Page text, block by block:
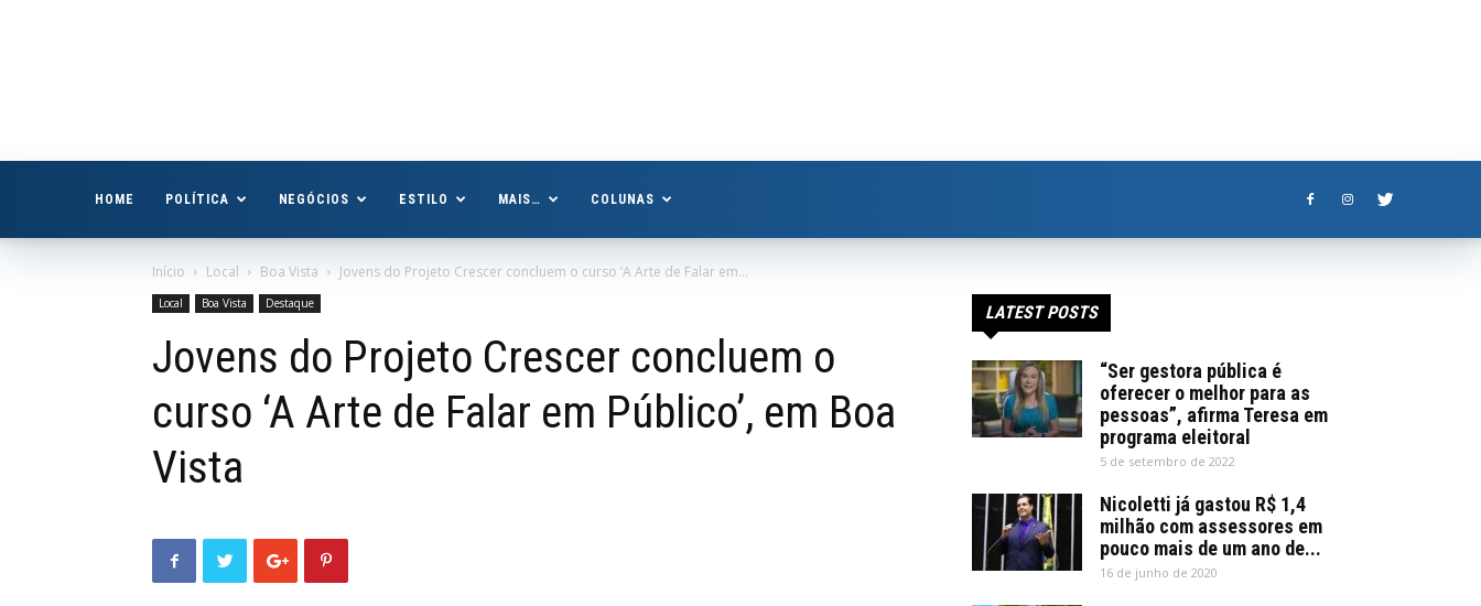
HOME POLÍTICA NEGÓCIOS ESTILO MAIS… COLUNAS
Início Local Boa Vista Jovens do Projeto Crescer concluem o curso ‘A Arte de Falar em...
Local Boa Vista Destaque
Jovens do Projeto Crescer concluem o
curso ‘A Arte de Falar em Público’, em Boa
Vista
LATEST POSTS
“Ser gestora pública é
oferecer o melhor para as
pessoas”, afirma Teresa em
programa eleitoral
5 de setembro de 2022
Nicoletti já gastou R$ 1,4
milhão com assessores em
pouco mais de um ano de...
16 de junho de 2020